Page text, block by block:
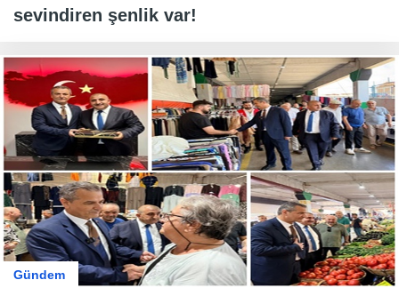
sevindiren şenlik var!
Gündem